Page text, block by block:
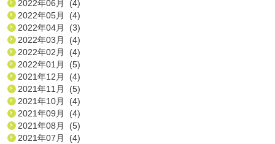
2022年06月 (4)
2022年05月 (4)
2022年04月 (3)
2022年03月 (4)
2022年02月 (4)
2022年01月 (5)
2021年12月 (4)
2021年11月 (5)
2021年10月 (4)
2021年09月 (4)
2021年08月 (5)
2021年07月 (4)